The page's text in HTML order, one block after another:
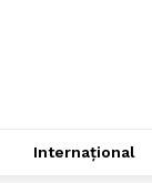
Internațional